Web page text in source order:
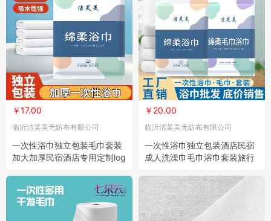
￥17.00
临沂洁芙美无纺布有限公司
一次性浴巾独立包装毛巾套装
加大加厚民宿酒店专用定制log
￥20.00
临沂洁芙美无纺布有限公司
一次性浴巾独立包装酒店民宿
成人洗澡巾毛巾浴巾套装旅行